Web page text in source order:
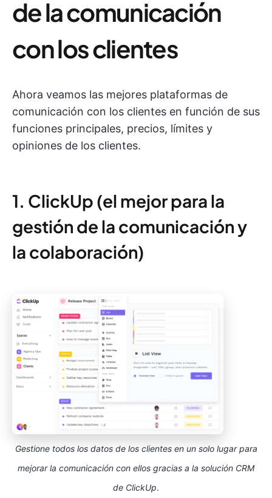
de la comunicación
con los clientes
Ahora veamos las mejores plataformas de
comunicación con los clientes en función de sus
funciones principales, precios, límites y
opiniones de los clientes.
1. ClickUp (el mejor para la
gestión de la comunicación y
la colaboración)
Gestione todos los datos de los clientes en un solo lugar para
mejorar la comunicación con ellos gracias a la solución CRM
de ClickUp.